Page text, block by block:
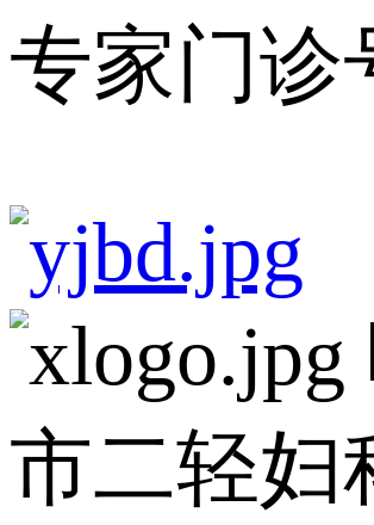
专家门诊
市二轻妇